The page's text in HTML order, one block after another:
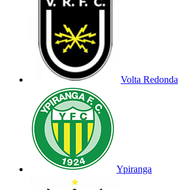
Volta Redonda
Ypiranga